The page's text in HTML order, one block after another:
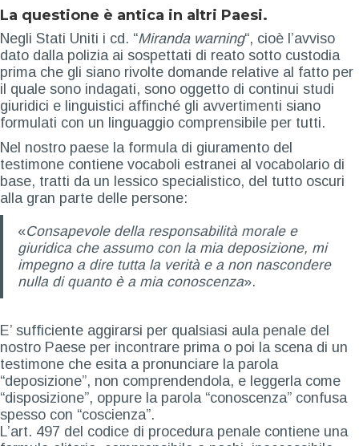
La questione è antica in altri Paesi.
Negli Stati Uniti i cd. “Miranda warning“, cioè l’avviso
dato dalla polizia ai sospettati di reato sotto custodia
prima che gli siano rivolte domande relative al fatto per
il quale sono indagati, sono oggetto di continui studi
giuridici e linguistici affinché gli avvertimenti siano
formulati con un linguaggio comprensibile per tutti.
Nel nostro paese la formula di giuramento del
testimone contiene vocaboli estranei al vocabolario di
base, tratti da un lessico specialistico, del tutto oscuri
alla gran parte delle persone:
«Consapevole della responsabilità morale e
giuridica che assumo con la mia deposizione, mi
impegno a dire tutta la verità e a non nascondere
nulla di quanto è a mia conoscenza».
E’ sufficiente aggirarsi per qualsiasi aula penale del
nostro Paese per incontrare prima o poi la scena di un
testimone che esita a pronunciare la parola
“deposizione”, non comprendendola, e leggerla come
“disposizione”, oppure la parola “conoscenza” confusa
spesso con “coscienza”.
L’art. 497 del codice di procedura penale contiene una